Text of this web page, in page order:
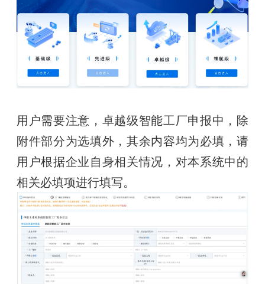
用户需要注意，卓越级智能工厂申报中，除
附件部分为选填外，其余内容均为必填，请
用户根据企业自身相关情况，对本系统中的
相关必填项进行填写。